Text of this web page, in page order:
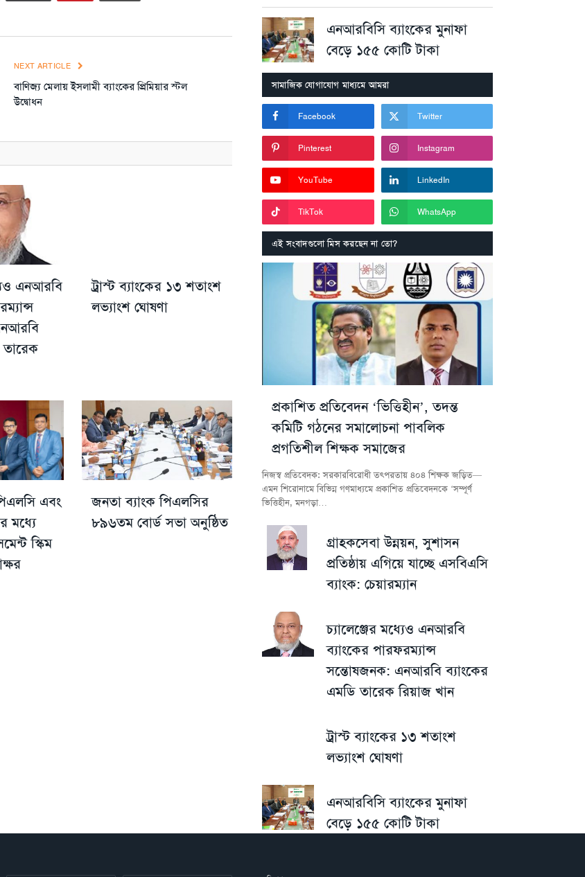
NEXT ARTICLE
বাণিজ্য মেলায় ইসলামী ব্যাংকের প্রিমিয়ার স্টল
উদ্বোধন
এনআরবি
তারেক
ট্রাস্ট ব্যাংকের ১৩ শতাংশ
লভ্যাংশ ঘোষণা
এবং
মধ্যে
স্কিম
জনতা ব্যাংক পিএলসির
৮৯৬তম বোর্ড সভা অনুষ্ঠিত
এনআরবিসি ব্যাংকের মুনাফা
বেড়ে ১৫৫ কোটি টাকা
সামাজিক যোগাযোগ মাধ্যমে আমরা
Facebook Twitter
Pinterest Instagram
YouTube LinkedIn
TikTok WhatsApp
এই সংবাদগুলো মিস করছেন না তো?
প্রকাশিত প্রতিবেদন ‘ভিত্তিহীন’, তদন্ত
কমিটি গঠনের সমালোচনা পাবলিক
প্রগতিশীল শিক্ষক সমাজের
নিজস্ব প্রতিবেদক: সরকারবিরোধী তৎপরতায় ৪০৪ শিক্ষক জড়িত—
এমন শিরোনামে বিভিন্ন গণমাধ্যমে প্রকাশিত প্রতিবেদনকে ‘সম্পূর্ণ
ভিত্তিহীন, মনগড়া…
গ্রাহকসেবা উন্নয়ন, সুশাসন
প্রতিষ্ঠায় এগিয়ে যাচ্ছে এসবিএসি
ব্যাংক: চেয়ারম্যান
চ্যালেঞ্জের মধ্যেও এনআরবি
ব্যাংকের পারফরম্যান্স
সন্তোষজনক: এনআরবি ব্যাংকের
এমডি তারেক রিয়াজ খান
ট্রাস্ট ব্যাংকের ১৩ শতাংশ
লভ্যাংশ ঘোষণা
এনআরবিসি ব্যাংকের মুনাফা
বেড়ে ১৫৫ কোটি টাকা